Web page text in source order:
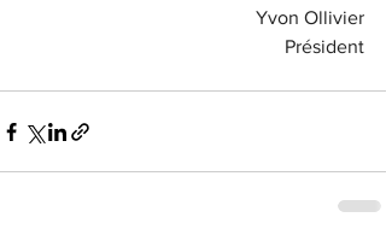
Yvon Ollivier
Président